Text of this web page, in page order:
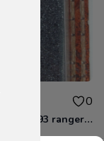
0
D&D - WOC 40093 ranger human female Miniature - Donjons Dragons